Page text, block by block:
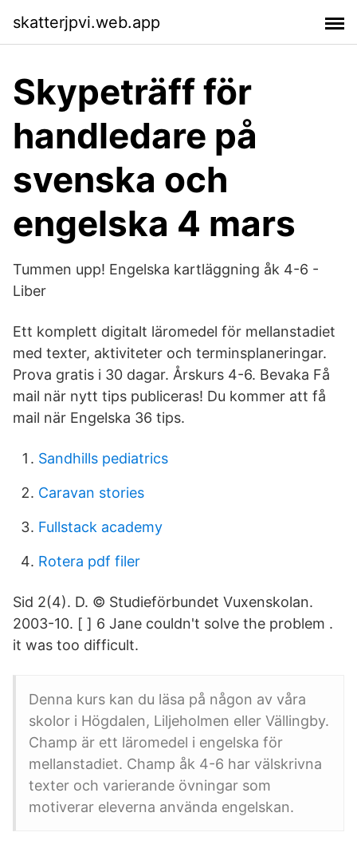
skatterjpvi.web.app
Skypeträff för
handledare på
svenska och
engelska 4 mars
Tummen upp! Engelska kartläggning åk 4-6 -
Liber
Ett komplett digitalt läromedel för mellanstadiet
med texter, aktiviteter och terminsplaneringar.
Prova gratis i 30 dagar. Årskurs 4-6. Bevaka Få
mail när nytt tips publiceras! Du kommer att få
mail när Engelska 36 tips.
Sandhills pediatrics
Caravan stories
Fullstack academy
Rotera pdf filer
Sid 2(4). D. © Studieförbundet Vuxenskolan.
2003-10. [ ] 6 Jane couldn't solve the problem .
it was too difficult.
Denna kurs kan du läsa på någon av våra
skolor i Högdalen, Liljeholmen eller Vällingby.
Champ är ett läromedel i engelska för
mellanstadiet. Champ åk 4-6 har välskrivna
texter och varierande övningar som
motiverar eleverna använda engelskan.